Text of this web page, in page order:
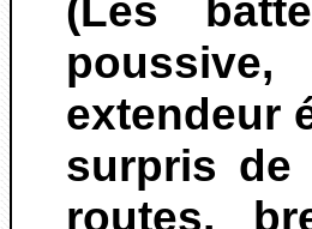
(Les
extendeur
surpris de
routes,